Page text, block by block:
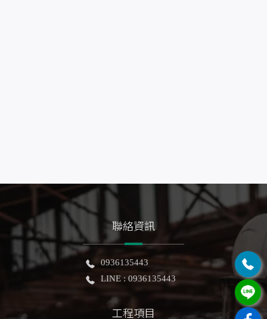
聯絡資訊
0936135443
LINE : 0936135443
工程項目